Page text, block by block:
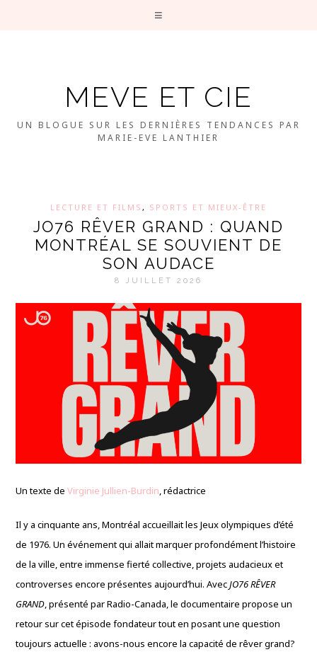
MEVE ET CIE
UN BLOGUE SUR LES DERNIÈRES TENDANCES PAR
MARIE-EVE LANTHIER
LECTURE ET FILMS , SPORTS ET MIEUX-ÊTRE
JO76 RÊVER GRAND : QUAND
MONTRÉAL SE SOUVIENT DE
SON AUDACE
8 JUILLET 2026
Un texte deVirginie Jullien-Burdin, rédactrice
Il y a cinquante ans, Montréal accueillait les Jeux olympiques d’été
de 1976. Un événement qui allait marquer profondément l’histoire
de la ville, entre immense fierté collective, projets audacieux et
controverses encore présentes aujourd’hui. AvecJO76 RÊVER
GRAND, présenté par Radio-Canada, le documentaire propose un
retour sur cet épisode fondateur tout en posant une question
toujours actuelle : avons-nous encore la capacité de rêver grand?